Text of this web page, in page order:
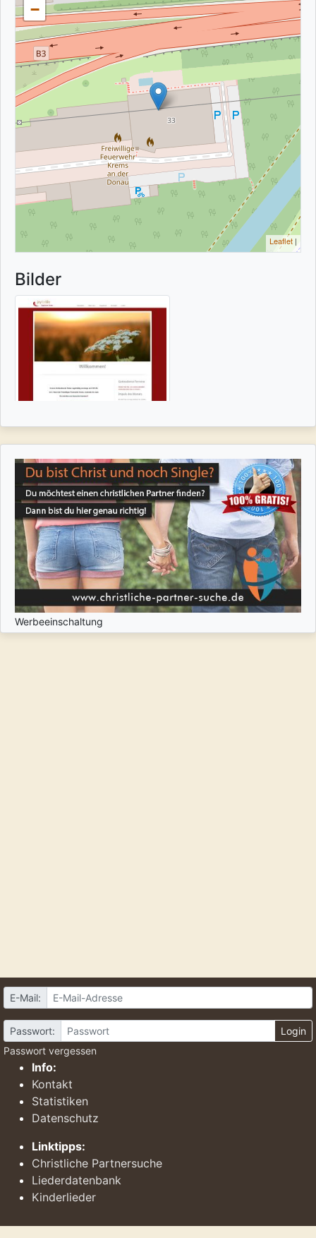
−
Leaflet |
Bilder
Werbeeinschaltung
E-Mail:
Passwort:
Login
Passwort vergessen
Info:
Kontakt
Statistiken
Datenschutz
Linktipps:
Christliche Partnersuche
Liederdatenbank
Kinderlieder